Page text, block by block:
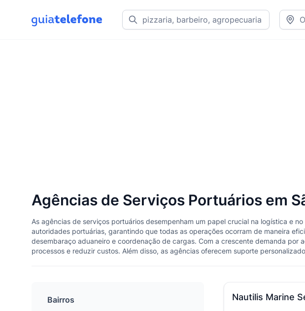
Agências de Serviços Portuários em
As agências de serviços portuários desempenham um papel crucial na logística e
autoridades portuárias, garantindo que todas as operações ocorram de maneira
desembaraço aduaneiro e coordenação de cargas. Com a crescente demanda
processos e reduzir custos. Além disso, as agências oferecem suporte
Nautilis Marine
Bairros